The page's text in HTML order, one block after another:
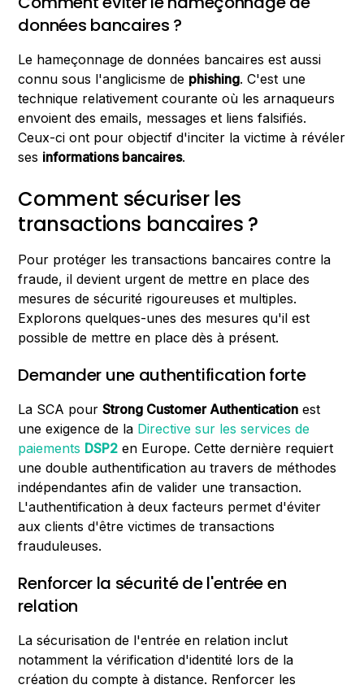
données bancaires ?
Le hameçonnage de données bancaires est aussi
connu sous l'anglicisme de phishing. C'est une
technique relativement courante où les arnaqueurs
envoient des emails, messages et liens falsifiés.
Ceux-ci ont pour objectif d'inciter la victime à révéler
ses informations bancaires.
Comment sécuriser les
transactions bancaires ?
Pour protéger les transactions bancaires contre la
fraude, il devient urgent de mettre en place des
mesures de sécurité rigoureuses et multiples.
Explorons quelques-unes des mesures qu'il est
possible de mettre en place dès à présent.
Demander une authentification forte
La SCA pourStrong Customer Authentication est
une exigence de la Directive sur les services de
paiements DSP2 en Europe. Cette dernière requiert
une double authentification au travers de méthodes
indépendantes afin de valider une transaction.
L'authentification à deux facteurs permet d'éviter
aux clients d'être victimes de transactions
frauduleuses.
Renforcer la sécurité de l'entrée en
relation
La sécurisation de l'entrée en relation inclut
notamment la vérification d'identité lors de la
création du compte à distance. Renforcer les